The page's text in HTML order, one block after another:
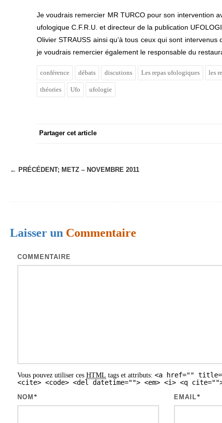
Je voudrais remercier MR TURCO pour son intervention
ufologique C.F.R.U. et directeur de la publication
Olivier STRAUSS ainsi qu’à tous ceux qui sont
je voudrais remercier également le responsable du
conférence débats discutions Les repas ufologiques les
théories Ufo ufologie
Partager cet article
N
g
← PRÉCÉDENT; METZ – NOVEMBRE 2011
Laisser un Commentaire
COMMENTAIRE
Vous pouvez utiliser ces HTML tags et attributs: <a href=""
<cite> <code> <del datetime=""> <em> <i> <q
NOM * EMAIL*